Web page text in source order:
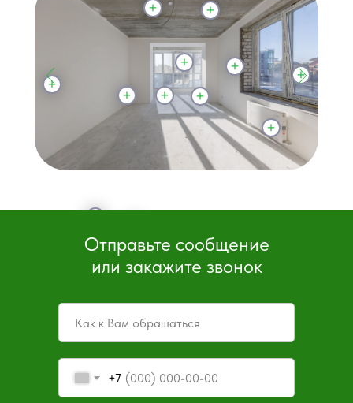
Отправьте сообщение
или закажите звонок
+7